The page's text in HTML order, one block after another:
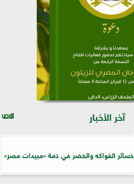
آخر الأخبار
خسائر الفواكه والخضر في ذمة «مبيدات مصر»